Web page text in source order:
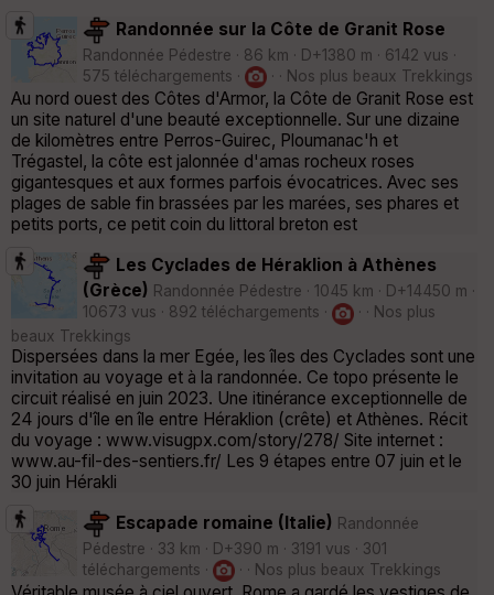
Randonnée sur la Côte de Granit Rose
Randonnée Pédestre · 86 km · D+1380 m · 6142 vus ·
575 téléchargements ·
· · Nos plus beaux Trekkings
Au nord ouest des Côtes d'Armor, la Côte de Granit Rose est
un site naturel d'une beauté exceptionnelle. Sur une dizaine
de kilomètres entre Perros-Guirec, Ploumanac'h et
Trégastel, la côte est jalonnée d'amas rocheux roses
gigantesques et aux formes parfois évocatrices. Avec ses
plages de sable fin brassées par les marées, ses phares et
petits ports, ce petit coin du littoral breton est
Les Cyclades de Héraklion à Athènes
(Grèce) Randonnée Pédestre · 1045 km · D+14450 m ·
10673 vus · 892 téléchargements ·
· · Nos plus
beaux Trekkings
Dispersées dans la mer Egée, les îles des Cyclades sont une
invitation au voyage et à la randonnée. Ce topo présente le
circuit réalisé en juin 2023. Une itinérance exceptionnelle de
24 jours d'île en île entre Héraklion (crête) et Athènes. Récit
du voyage : www.visugpx.com/story/278/ Site internet :
www.au-fil-des-sentiers.fr/ Les 9 étapes entre 07 juin et le
30 juin Hérakli
Escapade romaine (Italie) Randonnée
Pédestre · 33 km · D+390 m · 3191 vus · 301
téléchargements ·
· · Nos plus beaux Trekkings